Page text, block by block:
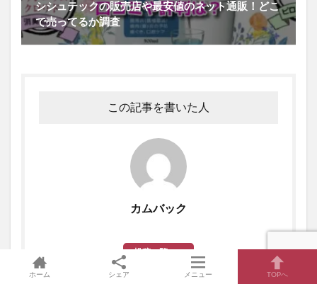
シシュテックの販売店や最安値のネット通販！どこ
で売ってるか調査
この記事を書いた人
カムバック
投稿一覧へ
ホーム シェア メニュー TOPへ